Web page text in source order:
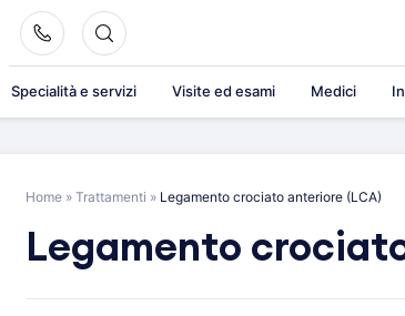
Specialità e servizi Visite ed esami Medici
Home » Trattamenti » Legamento crociato anteriore (LCA)
Legamento